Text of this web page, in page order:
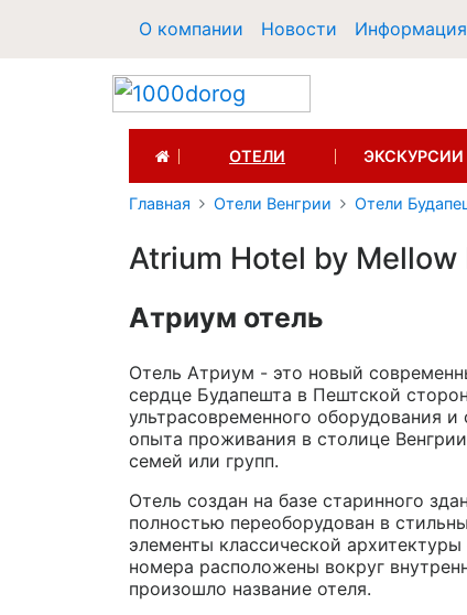
О компании Новости Информация
(CURRENT)ОТЕЛИ ЭКСКУРСИИ
Главная Отели Венгрии Отели
Atrium Hotel by
Атриум отель
Отель Атриум - это новый
сердце Будапешта в Пештской
ультрасовременного оборудования и
опыта проживания в столице
семей или групп.
Отель создан на базе старинного
полностью переоборудован в
элементы классической
номера расположены вокруг
произошло название отеля.